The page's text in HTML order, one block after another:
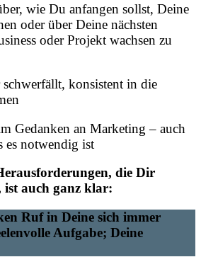
wie Du anfangen sollst, Deine
oder über Deine nächsten
oder Projekt wachsen zu
konsistent in die
Gedanken an Marketing – auch
es notwendig ist
die Dir
ist auch ganz klar:
Ruf in Deine sich immer
Aufgabe; Deine